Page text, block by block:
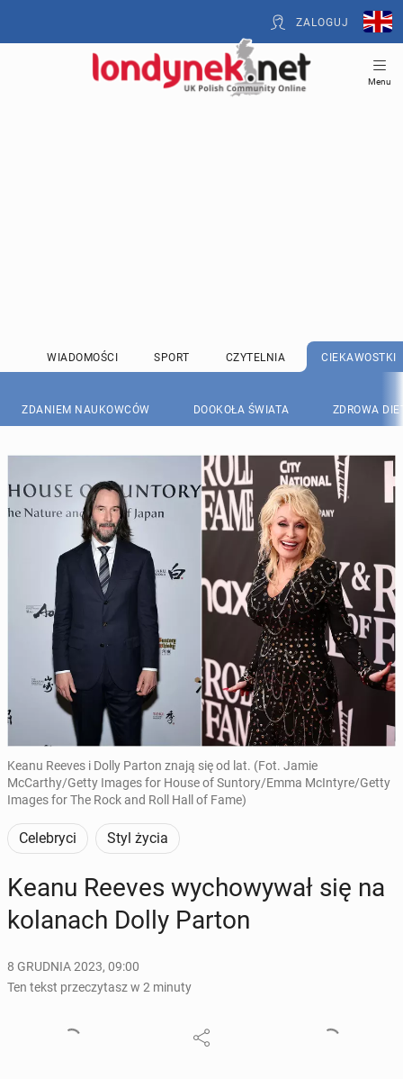
ZALOGUJ
Menu
WIADOMOŚCI SPORT CZYTELNIA CIEKAWOSTKI
ZDANIEM NAUKOWCÓW DOOKOŁA ŚWIATA ZDROWA
Keanu Reeves i Dolly Parton znają się od lat. (Fot. Jamie
McCarthy/Getty Images for House of Suntory/Emma McIntyre/Getty
Images for The Rock and Roll Hall of Fame)
Celebryci Styl życia
Keanu Reeves wy­cho­wy­wał się na
ko­la­nach Dolly Parton
8 GRUDNIA 2023, 09:00
Ten tekst przeczytasz w 2 minuty